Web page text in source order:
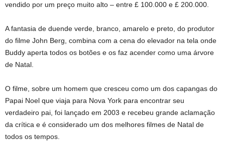
vendido por um preço muito alto – entre £ 100.000 e £ 200.000.
A fantasia de duende verde, branco, amarelo e preto, do produtor
do filme John Berg, combina com a cena do elevador na tela onde
Buddy aperta todos os botões e os faz acender como uma árvore
de Natal.
O filme, sobre um homem que cresceu como um dos capangas do
Papai Noel que viaja para Nova York para encontrar seu
verdadeiro pai, foi lançado em 2003 e recebeu grande aclamação
da crítica e é considerado um dos melhores filmes de Natal de
todos os tempos.